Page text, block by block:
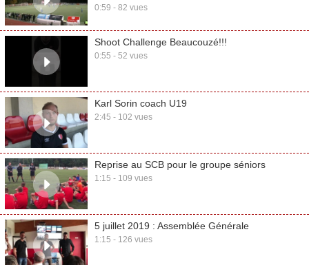
0:59 - 82 vues
Shoot Challenge Beaucouzé!!!
0:55 - 52 vues
Karl Sorin coach U19
2:45 - 102 vues
Reprise au SCB pour le groupe séniors
1:15 - 109 vues
5 juillet 2019 : Assemblée Générale
1:15 - 126 vues